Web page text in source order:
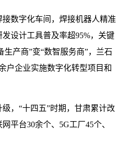
数字化车间，焊接机器人精准
设计工具普及率超95%，关键
生产商”变“数智服务商”，兰石
户企业实施数字化转型项目和
，“十四五”时期，甘肃累计改
平台30余个、5G工厂45个、